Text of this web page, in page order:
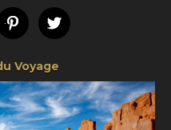
PinterestTwitter
Voyage